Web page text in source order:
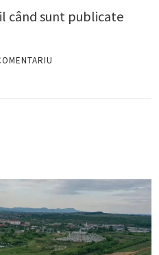
când sunt publicate